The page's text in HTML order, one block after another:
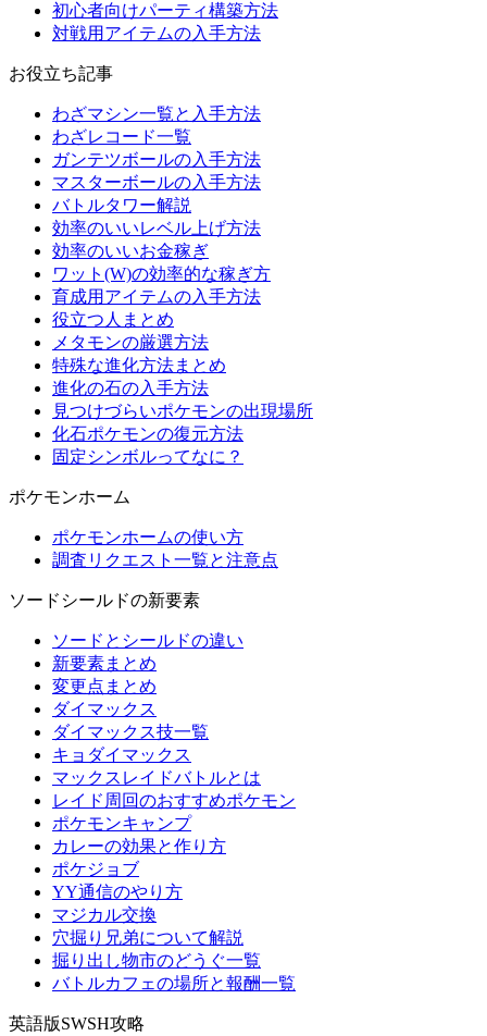
初心者向けパーティ構築方法
対戦用アイテムの入手方法
お役立ち記事
わざマシン一覧と入手方法
わざレコード一覧
ガンテツボールの入手方法
マスターボールの入手方法
バトルタワー解説
効率のいいレベル上げ方法
効率のいいお金稼ぎ
ワット(W)の効率的な稼ぎ方
育成用アイテムの入手方法
役立つ人まとめ
メタモンの厳選方法
特殊な進化方法まとめ
進化の石の入手方法
見つけづらいポケモンの出現場所
化石ポケモンの復元方法
固定シンボルってなに？
ポケモンホーム
ポケモンホームの使い方
調査リクエスト一覧と注意点
ソードシールドの新要素
ソードとシールドの違い
新要素まとめ
変更点まとめ
ダイマックス
ダイマックス技一覧
キョダイマックス
マックスレイドバトルとは
レイド周回のおすすめポケモン
ポケモンキャンプ
カレーの効果と作り方
ポケジョブ
YY通信のやり方
マジカル交換
穴掘り兄弟について解説
掘り出し物市のどうぐ一覧
バトルカフェの場所と報酬一覧
英語版SWSH攻略